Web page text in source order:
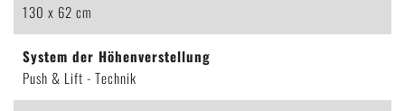
130 x 62 cm
System der Höhenverstellung
Push & Lift - Technik